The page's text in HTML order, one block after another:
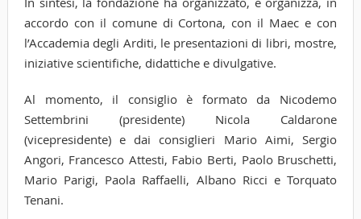
accordo con il comune di Cortona, con il Maec e con
l’Accademia degli Arditi, le presentazioni di libri, mostre,
iniziative scientifiche, didattiche e divulgative.
Al momento, il consiglio è formato da Nicodemo
Settembrini (presidente) Nicola Caldarone
(vicepresidente) e dai consiglieri Mario Aimi, Sergio
Angori, Francesco Attesti, Fabio Berti, Paolo Bruschetti,
Mario Parigi, Paola Raffaelli, Albano Ricci e Torquato
Tenani.